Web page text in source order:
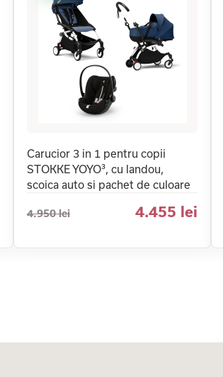
Carucior 3 in 1 pentru copii
STOKKE YOYO³, cu landou,
scoica auto si pachet de culoare
4.950 lei 4.455 lei